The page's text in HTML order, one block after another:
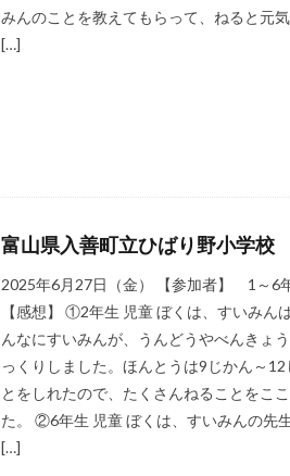
みんのことを教えてもらって、ねると元
[…]
富山県入善町立ひばり野小学校
2025年6月27日（金） 【参加者】 1～6
【感想】 ①2年生 児童 ぼくは、すいみん
んなにすいみんが、うんどうやべんきょ
っくりしました。ほんとうは9じかん～
とをしれたので、たくさんねることをこ
た。 ②6年生 児童 ぼくは、すいみんの先
[…]